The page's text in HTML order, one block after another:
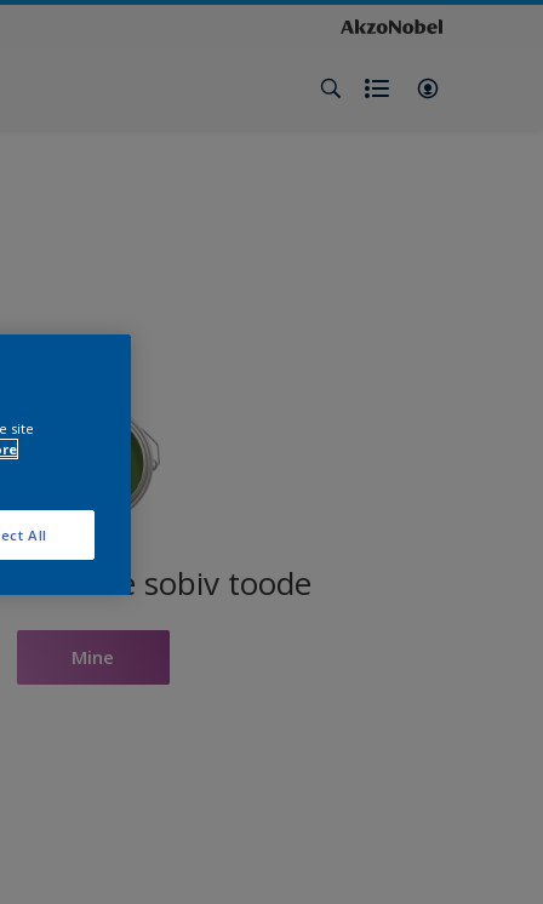
toonile sobiv toode
Mine
site
All